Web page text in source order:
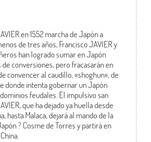
en 1552 marcha de Japón a
de tres años, Francisco JAVIER y
han logrado sumar en Japón
conversiones, pero fracasarán en
convencer al caudillo, «shoghun», de
donde intenta gobernar un Japón
feudales. El impulsivo san
que ha dejado ya huella desde
hasta Malaca, dejará al mando de la
? Cosme de Torres y partirá en